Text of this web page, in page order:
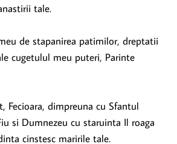
tale.
de stapanirea patimilor, dreptatii
cugetulul meu puteri, Parinte
Fecioara, dimpreuna cu Sfantul
si Dumnezeu cu staruinta Il roaga
cinstesc maririle tale.